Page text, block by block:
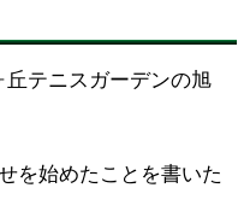
テニスガーデンの旭
を始めたことを書いた